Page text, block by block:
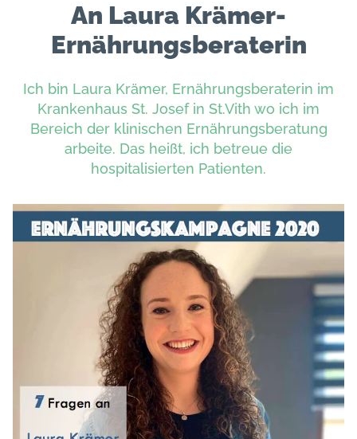
An Laura Krämer-
Ernährungsberaterin
Ich bin Laura Krämer, Ernährungsberaterin im
Krankenhaus St. Josef in St.Vith wo ich im
Bereich der klinischen Ernährungsberatung
arbeite. Das heißt, ich betreue die
hospitalisierten Patienten.